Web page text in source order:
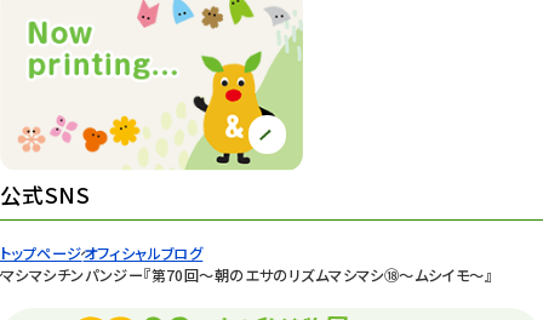
トップページオフィシャルブログ
マシマシチンパンジー『第70回〜朝のエサのリズムマシマシ⑱～ムシイモ～』
イベント
環境教育
遊園地
タワー
公式SNS